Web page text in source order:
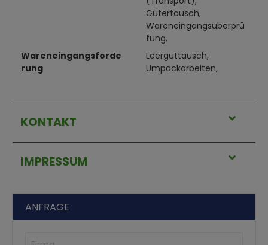
Gütertausch,
Wareneingangsüberprü
fung,
Wareneingangsforde
rung
Leerguttausch,
Umpackarbeiten,
KONTAKT
IMPRESSUM
ANFRAGE